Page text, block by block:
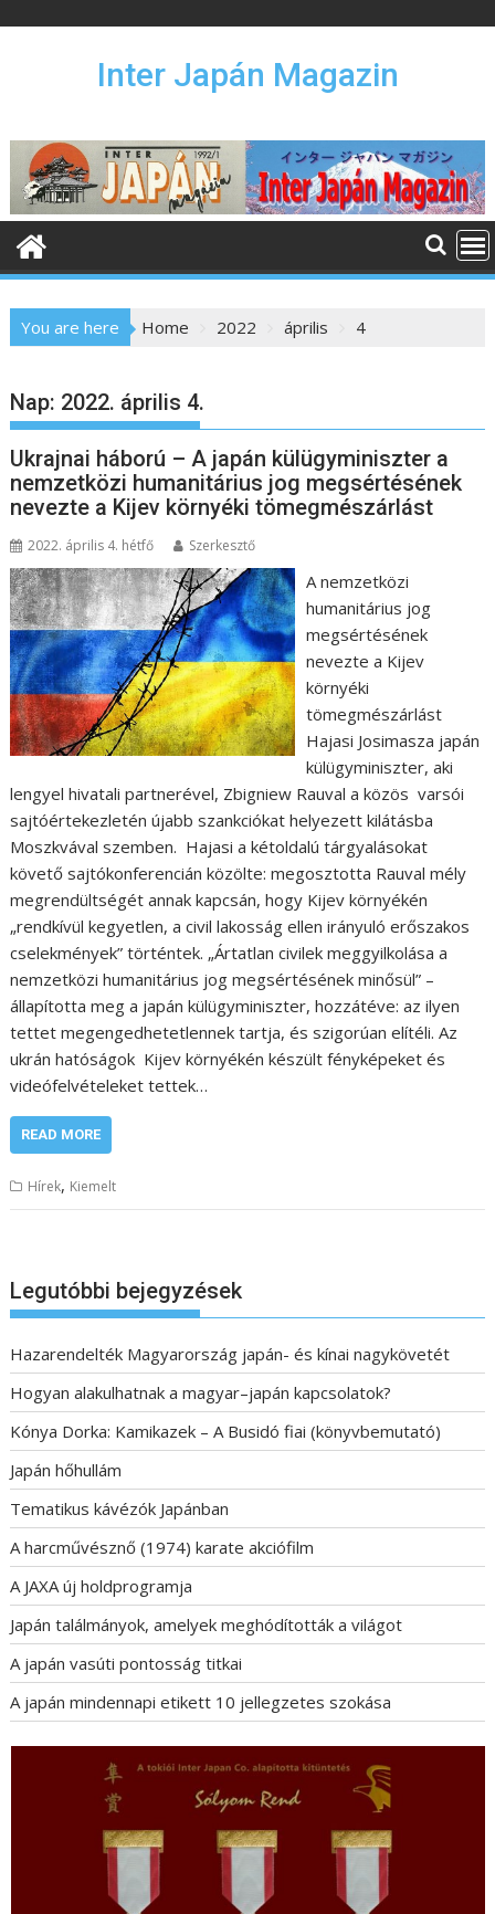
n
e
Inter Japán Magazin
You are here Home 2022 április 4
Nap: 2022. április 4.
Ukrajnai háború – A japán külügyminiszter a
nemzetközi humanitárius jog megsértésének
nevezte a Kijev környéki tömegmészárlást
2022. április 4. hétfő Szerkesztő
A nemzetközi
humanitárius jog
megsértésének
nevezte a Kijev
környéki
tömegmészárlást
Hajasi Josimasza japán
külügyminiszter, aki
lengyel hivatali partnerével, Zbigniew Rauval a közös varsói
sajtóértekezletén újabb szankciókat helyezett kilátásba
Moszkvával szemben. Hajasi a kétoldalú tárgyalásokat
követő sajtókonferencián közölte: megosztotta Rauval mély
megrendültségét annak kapcsán, hogy Kijev környékén
„rendkívül kegyetlen, a civil lakosság ellen irányuló erőszakos
cselekmények” történtek. „Ártatlan civilek meggyilkolása a
nemzetközi humanitárius jog megsértésének minősül” –
állapította meg a japán külügyminiszter, hozzátéve: az ilyen
tettet megengedhetetlennek tartja, és szigorúan elítéli. Az
ukrán hatóságok Kijev környékén készült fényképeket és
videófelvételeket tettek…
READ MORE
Hírek, Kiemelt
Legutóbbi bejegyzések
Hazarendelték Magyarország japán- és kínai nagykövetét
Hogyan alakulhatnak a magyar–japán kapcsolatok?
Kónya Dorka: Kamikazek – A Busidó fiai (könyvbemutató)
Japán hőhullám
Tematikus kávézók Japánban
A harcművésznő (1974) karate akciófilm
A JAXA új holdprogramja
Japán találmányok, amelyek meghódították a világot
A japán vasúti pontosság titkai
A japán mindennapi etikett 10 jellegzetes szokása